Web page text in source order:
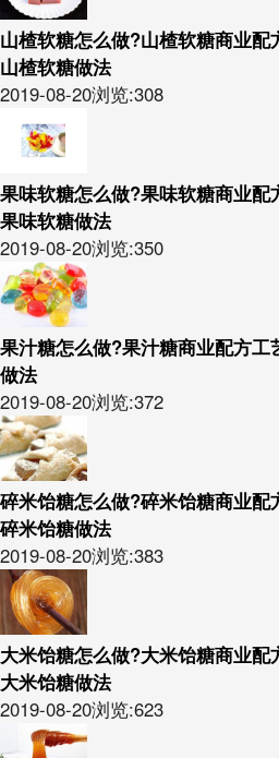
山楂软糖怎么做?山楂软糖商业
山楂软糖做法
2019-08-20浏览:308
果味软糖怎么做?果味软糖商业
果味软糖做法
2019-08-20浏览:350
果汁糖怎么做?果汁糖商业配方
做法
2019-08-20浏览:372
碎米饴糖怎么做?碎米饴糖商业
碎米饴糖做法
2019-08-20浏览:383
大米饴糖怎么做?大米饴糖商业
大米饴糖做法
2019-08-20浏览:623